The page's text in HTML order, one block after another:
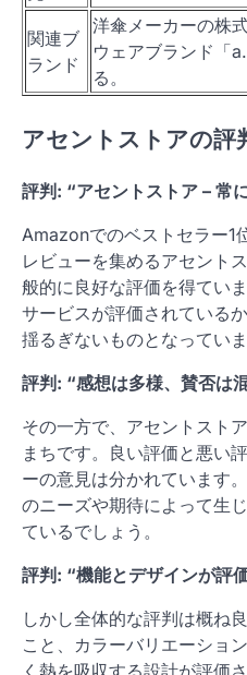
関連ブ
ランド
洋傘メーカーの株
ウェアブランド「
る。
アセントストアの評
評判: “アセントストア – 常
Amazonでのベストセラー1
レビューを集めるアセント
般的に良好な評価を得てい
サービスが評価されている
揺るぎないものとなっていま
評判: “感想は多様、賛否は
その一方で、アセントスト
まちです。良い評価と悪い
ーの意見は分かれています
のニーズや期待によって生
ているでしょう。
評判: “機能とデザインが評
しかし全体的な評判は概ね
こと、カラーバリエーショ